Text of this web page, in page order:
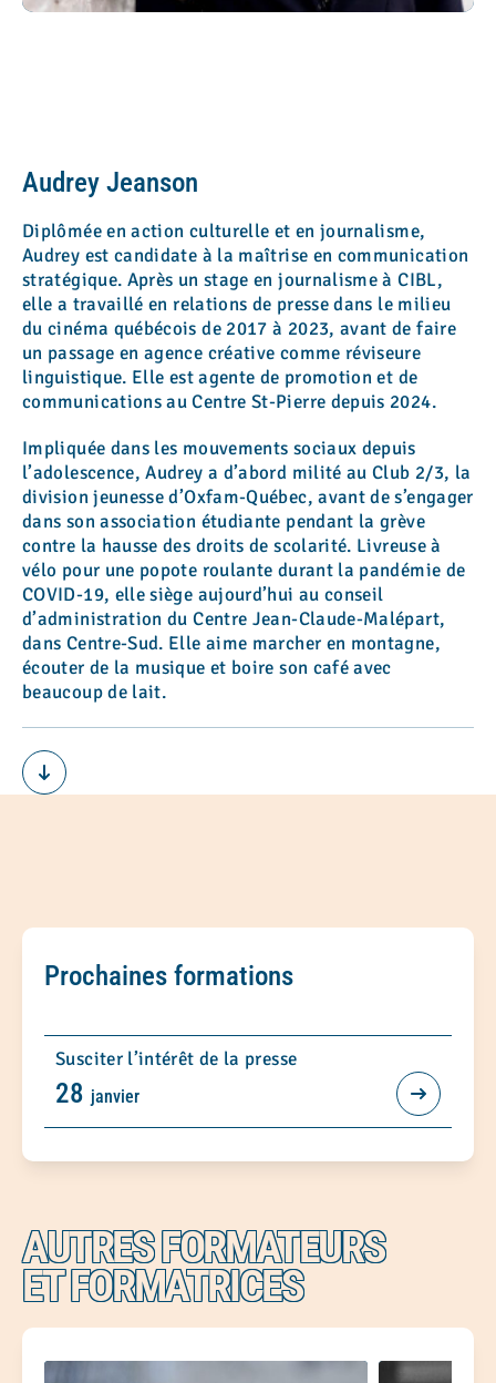
Audrey Jeanson
Diplômée en action culturelle et en journalisme,
Audrey est candidate à la maîtrise en communication
stratégique. Après un stage en journalisme à CIBL,
elle a travaillé en relations de presse dans le milieu
du cinéma québécois de 2017 à 2023, avant de faire
un passage en agence créative comme réviseure
linguistique. Elle est agente de promotion et de
communications au Centre St-Pierre depuis 2024.
Impliquée dans les mouvements sociaux depuis
l’adolescence, Audrey a d’abord milité au Club 2/3, la
division jeunesse d’Oxfam-Québec, avant de s’engager
dans son association étudiante pendant la grève
contre la hausse des droits de scolarité. Livreuse à
vélo pour une popote roulante durant la pandémie de
COVID-19, elle siège aujourd’hui au conseil
d’administration du Centre Jean-Claude-Malépart,
dans Centre-Sud. Elle aime marcher en montagne,
écouter de la musique et boire son café avec
beaucoup de lait.
Prochaines formations
28 janvier
Susciter l’intérêt de la presse
AUTRES FORMATEURS
ET FORMATRICES